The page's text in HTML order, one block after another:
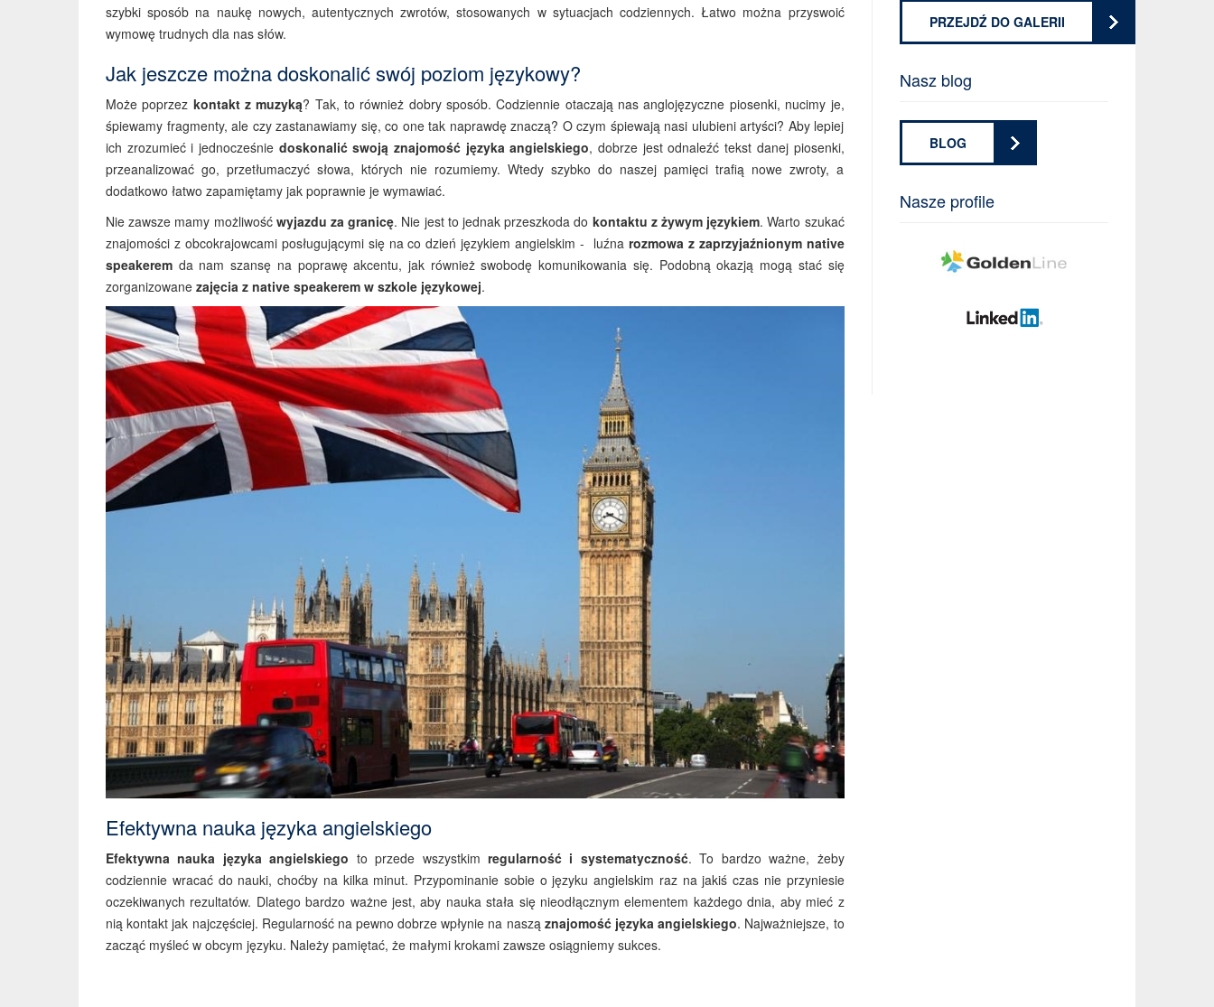
szybki sposób na naukę nowych, autentycznych zwrotów, stosowanych w sytuacjach codziennych. Łatwo można przyswoić
wymowę trudnych dla nas słów.
Jak jeszcze można doskonalić swój poziom językowy?
Może poprzez kontakt z muzyką? Tak, to również dobry sposób. Codziennie otaczają nas anglojęzyczne piosenki, nucimy je,
śpiewamy fragmenty, ale czy zastanawiamy się, co one tak naprawdę znaczą? O czym śpiewają nasi ulubieni artyści? Aby lepiej
ich zrozumieć i jednocześnie doskonalić swoją znajomość języka angielskiego, dobrze jest odnaleźć tekst danej piosenki,
przeanalizować go, przetłumaczyć słowa, których nie rozumiemy. Wtedy szybko do naszej pamięci trafią nowe zwroty, a
dodatkowo łatwo zapamiętamy jak poprawnie je wymawiać.
Nie zawsze mamy możliwość wyjazdu za granicę. Nie jest to jednak przeszkoda do kontaktu z żywym językiem. Warto szukać
znajomości z obcokrajowcami posługującymi się na co dzień językiem angielskim - luźna rozmowa z zaprzyjaźnionym native
speakerem da nam szansę na poprawę akcentu, jak również swobodę komunikowania się. Podobną okazją mogą stać się
zorganizowane zajęcia z native speakerem w szkole językowej.
Efektywna nauka języka angielskiego
Efektywna nauka języka angielskiego to przede wszystkim regularność i systematyczność. To bardzo ważne, żeby
codziennie wracać do nauki, choćby na kilka minut. Przypominanie sobie o języku angielskim raz na jakiś czas nie przyniesie
oczekiwanych rezultatów. Dlatego bardzo ważne jest, aby nauka stała się nieodłącznym elementem każdego dnia, aby mieć z
nią kontakt jak najczęściej. Regularność na pewno dobrze wpłynie na naszą znajomość języka angielskiego. Najważniejsze, to
zacząć myśleć w obcym języku. Należy pamiętać, że małymi krokami zawsze osiągniemy sukces.
PRZEJDŹ DO GALERII
Nasz blog
BLOG
Nasze profile